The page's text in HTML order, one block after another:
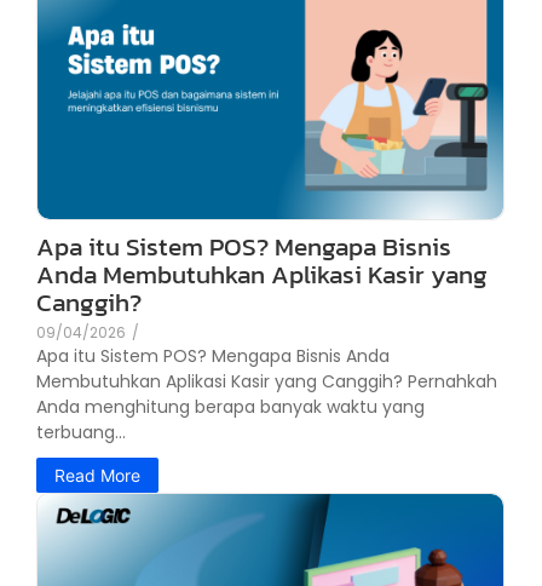
Apa itu Sistem POS? Mengapa Bisnis
Anda Membutuhkan Aplikasi Kasir yang
Canggih?
09/04/2026 /
Apa itu Sistem POS? Mengapa Bisnis Anda
Membutuhkan Aplikasi Kasir yang Canggih? Pernahkah
Anda menghitung berapa banyak waktu yang
terbuang...
Read More